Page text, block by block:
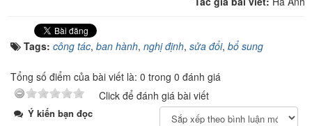
Tags: công tác, ban hành, nghị định, sửa đổi, bổ sung
Tổng số điểm của bài viết là: 0 trong 0 đánh giá
Click để đánh giá bài viết
Ý kiến bạn đọc